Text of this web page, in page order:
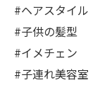
#ヘアスタイル
#子供の髪型
#イメチェン
#子連れ美容室